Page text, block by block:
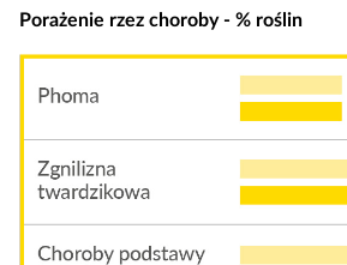
Porażenie rzez choroby - % roślin